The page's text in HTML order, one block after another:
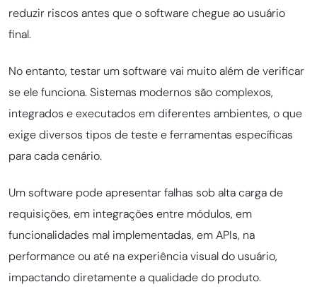
reduzir riscos antes que o software chegue ao usuário
final.
No entanto, testar um software vai muito além de verificar
se ele funciona. Sistemas modernos são complexos,
integrados e executados em diferentes ambientes, o que
exige diversos tipos de teste e ferramentas específicas
para cada cenário.
Um software pode apresentar falhas sob alta carga de
requisições, em integrações entre módulos, em
funcionalidades mal implementadas, em APIs, na
performance ou até na experiência visual do usuário,
impactando diretamente a qualidade do produto.